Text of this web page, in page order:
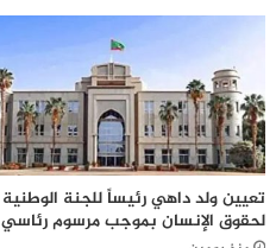
تعيين ولد داهي رئيساً للجنة الوطنية
لحقوق الإنسان بموجب مرسوم رئاسي